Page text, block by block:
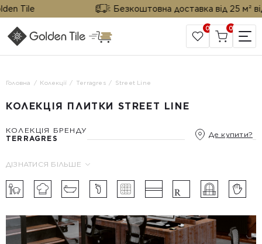
Безкоштовна доставка від 25 м² від
САЙТ КОМПАНІЇ
0 0
Головна Колекції Terragres Street Line
КОЛЕКЦІЯ ПЛИТКИ STREET LINE
КОЛЕКЦІЯ БРЕНДУ
TERRAGRES
Де купити?
ДІЗНАТИСЯ БІЛЬШЕ